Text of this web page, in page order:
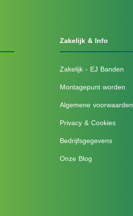
Zakelijk & Info
Zakelijk - EJ Banden
Montagepunt worden
Algemene voorwaarden
Privacy & Cookies
Bedrijfsgegevens
Onze Blog